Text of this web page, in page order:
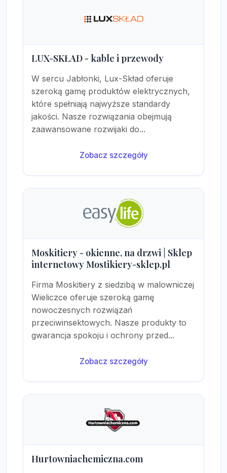
LUX-SKŁAD - kable i przewody
W sercu Jabłonki, Lux-Skład oferuje
szeroką gamę produktów elektrycznych,
które spełniają najwyższe standardy
jakości. Nasze rozwiązania obejmują
zaawansowane rozwijaki do...
Zobacz szczegóły
Moskitiery - okienne, na drzwi | Sklep
internetowy Mostikiery-sklep.pl
Firma Moskitiery z siedzibą w malowniczej
Wieliczce oferuje szeroką gamę
nowoczesnych rozwiązań
przeciwinsektowych. Nasze produkty to
gwarancja spokoju i ochrony przed...
Zobacz szczegóły
Hurtowniachemiczna.com